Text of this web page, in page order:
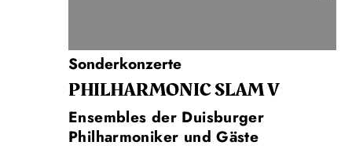
Sonderkonzerte
PHIL­HARMONIC SLAM V
Ensembles der Duisburger
Philharmoniker und Gäste